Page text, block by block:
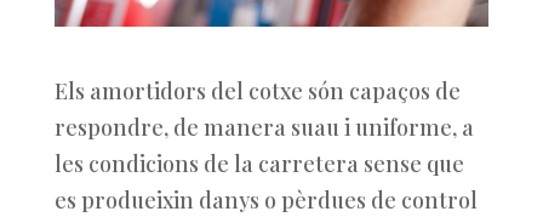
Els amortidors del cotxe són capaços de
respondre, de manera suau i uniforme, a
les condicions de la carretera sense que
es produeixin danys o pèrdues de control